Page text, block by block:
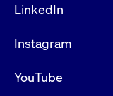
LinkedIn
Instagram
YouTube